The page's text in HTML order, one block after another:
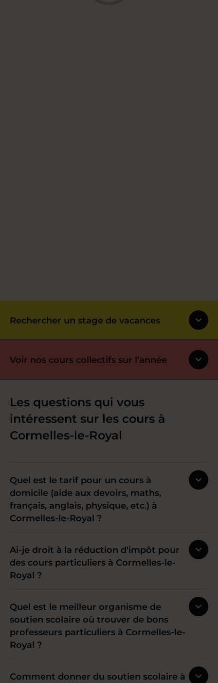
Rechercher un stage de vacances
Voir nos cours collectifs sur l’année
Les questions qui vous
intéressent sur les cours à
Cormelles-le-Royal
Quel est le tarif pour un cours à
domicile (aide aux devoirs, maths,
français, anglais, physique, etc.) à
Cormelles-le-Royal ?
Ai-je droit à la réduction d'impôt pour
des cours particuliers à Cormelles-le-
Royal ?
Quel est le meilleur organisme de
soutien scolaire où trouver de bons
professeurs particuliers à Cormelles-le-
Royal ?
Comment donner du soutien scolaire à